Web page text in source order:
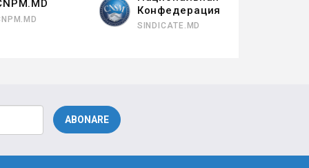
Конфедерация
SINDICATE.MD